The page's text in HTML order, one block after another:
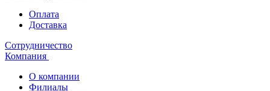
Оплата
Доставка
Сотрудничество
Компания
О компании
Филиалы